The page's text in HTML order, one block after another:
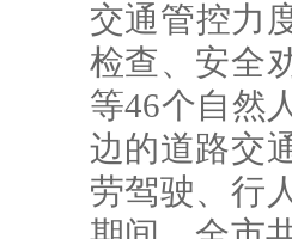
交通管控力
检查、安全
等46个自然
边的道路交
劳驾驶、行